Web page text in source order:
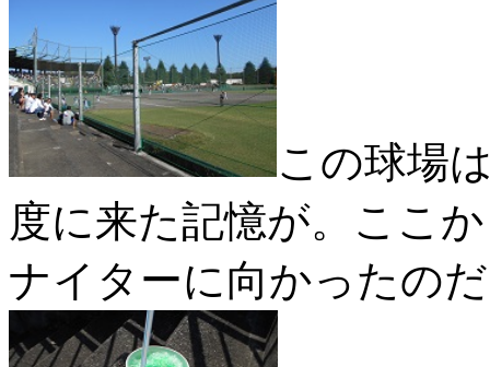
この球場
度に来た記憶が。ここ
ナイターに向かったの